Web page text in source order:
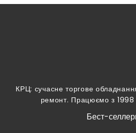
КРЦ: сучасне торгове
ремонт. Працюємо з 1998
Бест-